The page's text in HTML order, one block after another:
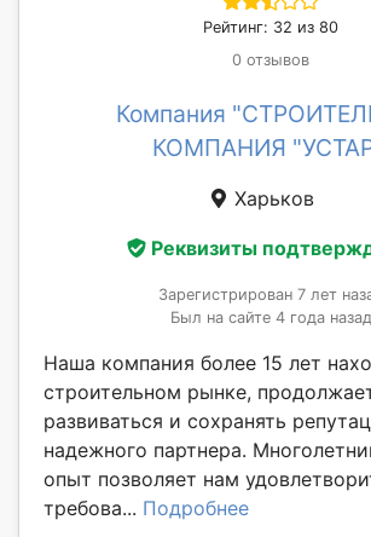
Рейтинг: 32 из 80
0 отзывов
Компания
КОМПАНИЯ
Харьков
Реквизиты
Зарегистрирован 7 лет
Был на сайте 4 года назад
Наша компания более 15 лет
строительном рынке,
развиваться и сохранять
надежного партнера.
опыт позволяет нам
требова... Подробнее